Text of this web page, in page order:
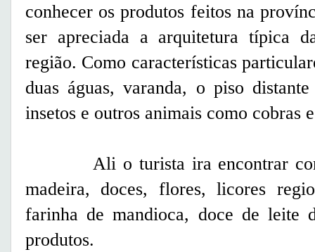
conhecer os produtos feitos na
ser apreciada a arquitetura típica
região. Como características
duas águas, varanda, o piso
insetos e outros animais como cobras
Ali o turista ira encontrar como
madeira, doces, flores, licores
farinha de mandioca, doce de leite
produtos.